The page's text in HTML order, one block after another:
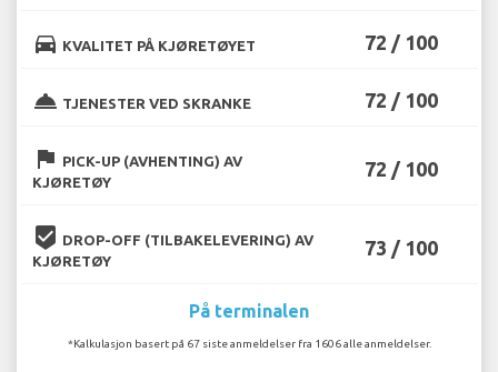
directions_car KVALITET PÅ KJØRETØYET 72 / 100
room_service TJENESTER VED SKRANKE 72 / 100
flag PICK-UP (AVHENTING) AV
KJØRETØY
72 / 100
beenhere DROP-OFF (TILBAKELEVERING) AV
KJØRETØY
73 / 100
På terminalen
*Kalkulasjon basert på 67 siste anmeldelser fra 1606 alle anmeldelser.